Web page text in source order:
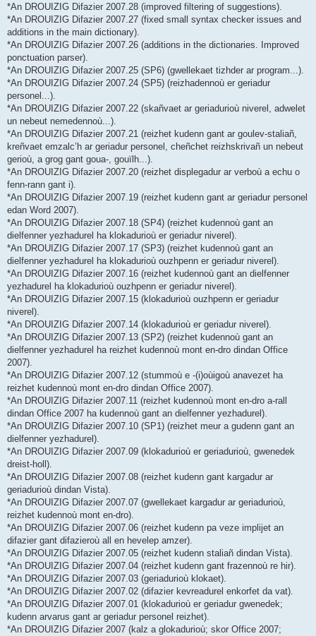
*An DROUIZIG Difazier 2007.28 (improved filtering of suggestions).
*An DROUIZIG Difazier 2007.27 (fixed small syntax checker issues and
additions in the main dictionary).
*An DROUIZIG Difazier 2007.26 (additions in the dictionaries. Improved
ponctuation parser).
*An DROUIZIG Difazier 2007.25 (SP6) (gwellekaet tizhder ar program...).
*An DROUIZIG Difazier 2007.24 (SP5) (reizhadennoù er geriadur
personel...).
*An DROUIZIG Difazier 2007.22 (skañvaet ar geriadurioù niverel, adwelet
un nebeut nemedennoù...).
*An DROUIZIG Difazier 2007.21 (reizhet kudenn gant ar goulev-staliañ,
kreñvaet emzalc’h ar geriadur personel, cheñchet reizhskrivañ un nebeut
gerioù, a grog gant goua-, gouïlh...).
*An DROUIZIG Difazier 2007.20 (reizhet displegadur ar verboù a echu o
fenn-rann gant i).
*An DROUIZIG Difazier 2007.19 (reizhet kudenn gant ar geriadur personel
edan Word 2007).
*An DROUIZIG Difazier 2007.18 (SP4) (reizhet kudennoù gant an
dielfenner yezhadurel ha klokadurioù er geriadur niverel).
*An DROUIZIG Difazier 2007.17 (SP3) (reizhet kudennoù gant an
dielfenner yezhadurel ha klokadurioù ouzhpenn er geriadur niverel).
*An DROUIZIG Difazier 2007.16 (reizhet kudennoù gant an dielfenner
yezhadurel ha klokadurioù ouzhpenn er geriadur niverel).
*An DROUIZIG Difazier 2007.15 (klokadurioù ouzhpenn er geriadur
niverel).
*An DROUIZIG Difazier 2007.14 (klokadurioù er geriadur niverel).
*An DROUIZIG Difazier 2007.13 (SP2) (reizhet kudennoù gant an
dielfenner yezhadurel ha reizhet kudennoù mont en-dro dindan Office
2007).
*An DROUIZIG Difazier 2007.12 (stummoù e -(i)oùigoù anavezet ha
reizhet kudennoù mont en-dro dindan Office 2007).
*An DROUIZIG Difazier 2007.11 (reizhet kudennoù mont en-dro a-rall
dindan Office 2007 ha kudennoù gant an dielfenner yezhadurel).
*An DROUIZIG Difazier 2007.10 (SP1) (reizhet meur a gudenn gant an
dielfenner yezhadurel).
*An DROUIZIG Difazier 2007.09 (klokadurioù er geriadurioù, gwenedek
dreist-holl).
*An DROUIZIG Difazier 2007.08 (reizhet kudenn gant kargadur ar
geriadurioù dindan Vista).
*An DROUIZIG Difazier 2007.07 (gwellekaet kargadur ar geriadurioù,
reizhet kudennoù mont en-dro).
*An DROUIZIG Difazier 2007.06 (reizhet kudenn pa veze implijet an
difazier gant difazieroù all en hevelep amzer).
*An DROUIZIG Difazier 2007.05 (reizhet kudenn staliañ dindan Vista).
*An DROUIZIG Difazier 2007.04 (reizhet kudenn gant frazennoù re hir).
*An DROUIZIG Difazier 2007.03 (geriadurioù klokaet).
*An DROUIZIG Difazier 2007.02 (difazier kevreadurel enkorfet da vat).
*An DROUIZIG Difazier 2007.01 (klokadurioù er geriadur gwenedek;
kudenn arvarus gant ar geriadur personel reizhet).
*An DROUIZIG Difazier 2007 (kalz a glokadurioù; skor Office 2007;